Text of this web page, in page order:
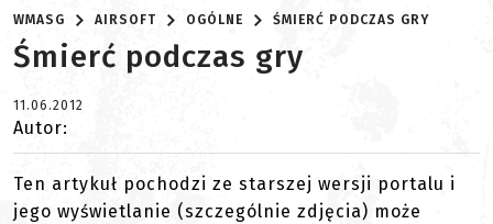
WMASG AIRSOFT OGÓLNE ŚMIERĆ PODCZAS GRY
Śmierć podczas gry
11.06.2012
Autor:
Ten artykuł pochodzi ze starszej wersji portalu i
jego wyświetlanie (szczególnie zdjęcia) może